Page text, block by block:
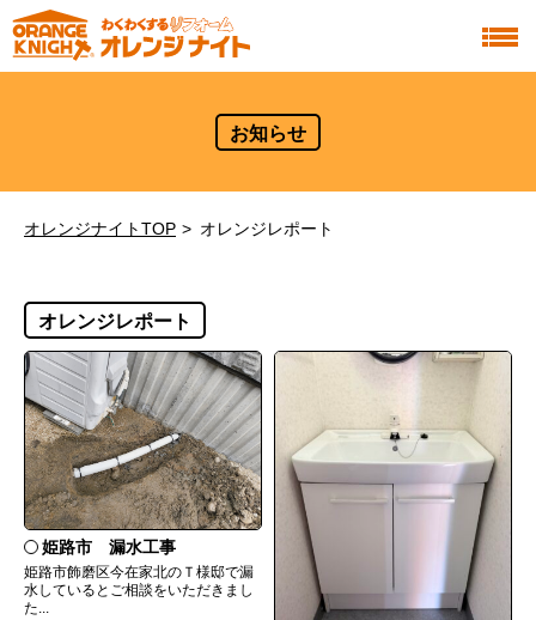
お知らせ
オレンジナイトTOP オレンジレポート
オレンジレポート
姫路市 漏水工事
姫路市飾磨区今在家北のＴ様邸で漏
水しているとご相談をいただきまし
た...